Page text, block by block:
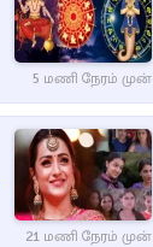
5 மணி நேரம் முன்
21 மணி நேரம் முன்